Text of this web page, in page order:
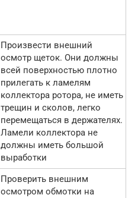
Произвести внешний
осмотр щеток. Они должны
всей поверхностью плотно
прилегать к ламелям
коллектора ротора, не иметь
трещин и сколов, легко
перемещаться в держателях.
Ламели коллектора не
должны иметь большой
выработки
Проверить внешним
осмотром обмотки на